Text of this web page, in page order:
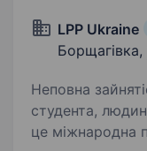
LPP Ukraine
Борщагівка,
Неповна
студента, людину з
це міжнародна